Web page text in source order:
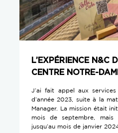
L’EXPÉRIENCE N&C
CENTRE NOTRE-
J’ai fait appel aux
d’année 2023, suite à la
Manager. La mission était
mois de septembre, mais
jusqu’au mois de janvier